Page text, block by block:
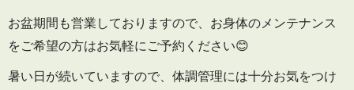
お盆期間も営業しておりますので、お身体のメンテナンス
をご希望の方はお気軽にご予約ください😊
暑い日が続いていますので、体調管理には十分お気をつけ